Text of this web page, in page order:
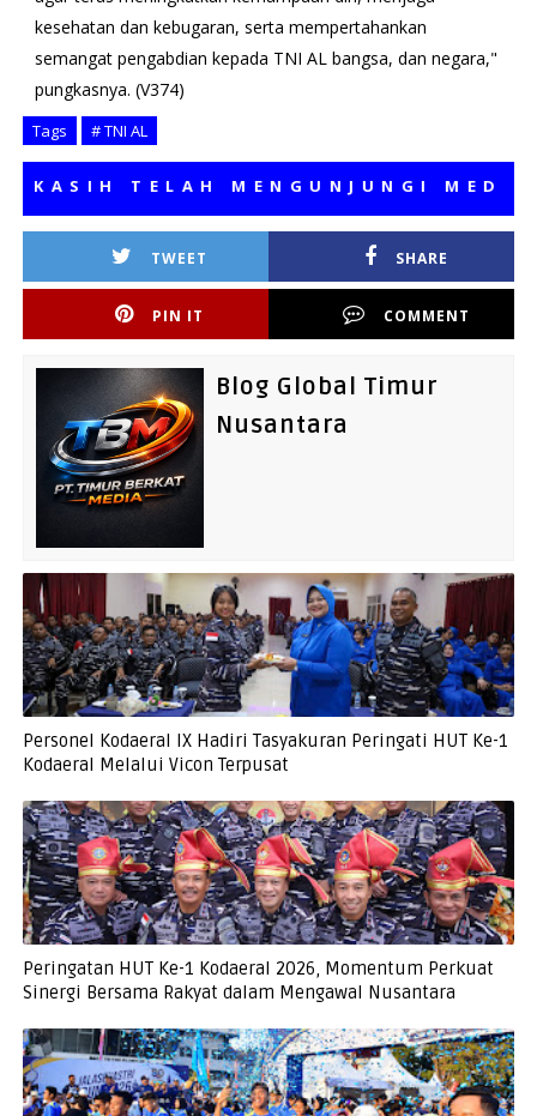
kesehatan dan kebugaran, serta mempertahankan
semangat pengabdian kepada TNI AL bangsa, dan negara,"
pungkasnya. (V374)
Tags # TNI AL
TELAH MENGUNJUNGI MEDIA
TWEET SHARE
PIN IT COMMENT
Blog Global Timur
Nusantara
Personel Kodaeral IX Hadiri Tasyakuran Peringati HUT Ke-1
Kodaeral Melalui Vicon Terpusat
Peringatan HUT Ke-1 Kodaeral 2026, Momentum Perkuat
Sinergi Bersama Rakyat dalam Mengawal Nusantara